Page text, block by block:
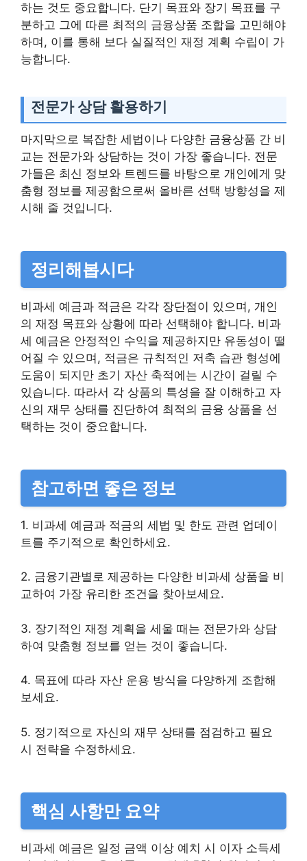
하는 것도 중요합니다. 단기 목표와 장기 목표를 구
분하고 그에 따른 최적의 금융상품 조합을 고민해야
하며, 이를 통해 보다 실질적인 재정 계획 수립이 가
능합니다.
전문가 상담 활용하기
마지막으로 복잡한 세법이나 다양한 금융상품 간 비
교는 전문가와 상담하는 것이 가장 좋습니다. 전문
가들은 최신 정보와 트렌드를 바탕으로 개인에게 맞
춤형 정보를 제공함으로써 올바른 선택 방향성을 제
시해 줄 것입니다.
정리해봅시다
비과세 예금과 적금은 각각 장단점이 있으며, 개인
의 재정 목표와 상황에 따라 선택해야 합니다. 비과
세 예금은 안정적인 수익을 제공하지만 유동성이 떨
어질 수 있으며, 적금은 규칙적인 저축 습관 형성에
도움이 되지만 초기 자산 축적에는 시간이 걸릴 수
있습니다. 따라서 각 상품의 특성을 잘 이해하고 자
신의 재무 상태를 진단하여 최적의 금융 상품을 선
택하는 것이 중요합니다.
참고하면 좋은 정보
1. 비과세 예금과 적금의 세법 및 한도 관련 업데이
트를 주기적으로 확인하세요.
2. 금융기관별로 제공하는 다양한 비과세 상품을 비
교하여 가장 유리한 조건을 찾아보세요.
3. 장기적인 재정 계획을 세울 때는 전문가와 상담
하여 맞춤형 정보를 얻는 것이 좋습니다.
4. 목표에 따라 자산 운용 방식을 다양하게 조합해
보세요.
5. 정기적으로 자신의 재무 상태를 점검하고 필요
시 전략을 수정하세요.
핵심 사항만 요약
비과세 예금은 일정 금액 이상 예치 시 이자 소득세